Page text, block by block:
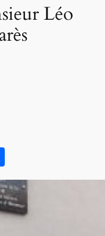
Léo
Partager